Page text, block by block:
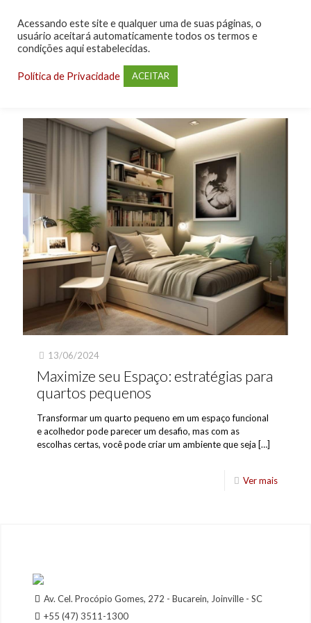
13/06/2024
Maximize seu Espaço: estratégias para
quartos pequenos
Transformar um quarto pequeno em um espaço funcional
e acolhedor pode parecer um desafio, mas com as
escolhas certas, você pode criar um ambiente que seja […]
Ver mais
Av. Cel. Procópio Gomes, 272 - Bucarein, Joinville - SC
+55 (47) 3511-1300
Acessando este site e qualquer uma de suas páginas, o
usuário aceitará automaticamente todos os termos e
condições aqui estabelecidas.
Política de Privacidade ACEITAR